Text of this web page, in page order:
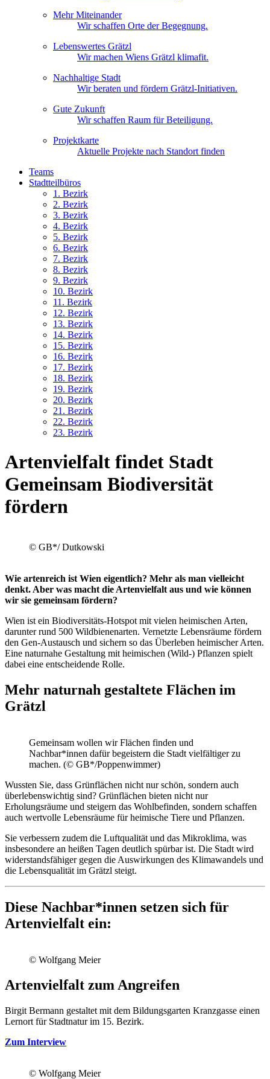
Mehr Miteinander
Wir schaffen Orte der Begegnung.
Lebenswertes Grätzl
Wir machen Wiens Grätzl klimafit.
Nachhaltige Stadt
Wir beraten und fördern Grätzl-Initiativen.
Gute Zukunft
Wir schaffen Raum für Beteiligung.
Projektkarte
Aktuelle Projekte nach Standort finden
Teams
Stadtteilbüros
1. Bezirk
2. Bezirk
3. Bezirk
4. Bezirk
5. Bezirk
6. Bezirk
7. Bezirk
8. Bezirk
9. Bezirk
10. Bezirk
11. Bezirk
12. Bezirk
13. Bezirk
14. Bezirk
15. Bezirk
16. Bezirk
17. Bezirk
18. Bezirk
19. Bezirk
20. Bezirk
21. Bezirk
22. Bezirk
23. Bezirk
Artenvielfalt findet Stadt
Gemeinsam Biodiversität
fördern
© GB*/ Dutkowski
Wie artenreich ist Wien eigentlich? Mehr als man vielleicht
denkt. Aber was macht die Artenvielfalt aus und wie können
wir sie gemeinsam fördern?
Wien ist ein Biodiversitäts-Hotspot mit vielen heimischen Arten,
darunter rund 500 Wildbienenarten. Vernetzte Lebensräume fördern
den Gen-Austausch und sichern so das Überleben heimischer Arten.
Eine naturnahe Gestaltung mit heimischen (Wild-) Pflanzen spielt
dabei eine entscheidende Rolle.
Mehr naturnah gestaltete Flächen im
Grätzl
Gemeinsam wollen wir Flächen finden und
Nachbar*innen dafür begeistern die Stadt vielfältiger zu
machen. (© GB*/Poppenwimmer)
Wussten Sie, dass Grünflächen nicht nur schön, sondern auch
überlebenswichtig sind? Grünflächen bieten nicht nur
Erholungsräume und steigern das Wohlbefinden, sondern schaffen
auch wertvolle Lebensräume für heimische Tiere und Pflanzen.
Sie verbessern zudem die Luftqualität und das Mikroklima, was
insbesondere an heißen Tagen deutlich spürbar ist. Die Stadt wird
widerstandsfähiger gegen die Auswirkungen des Klimawandels und
die Lebensqualität im Grätzl steigt.
Diese Nachbar*innen setzen sich für
Artenvielfalt ein:
© Wolfgang Meier
Artenvielfalt zum Angreifen
Birgit Bermann gestaltet mit dem Bildungsgarten Kranzgasse einen
Lernort für Stadtnatur im 15. Bezirk.
Zum Interview
© Wolfgang Meier